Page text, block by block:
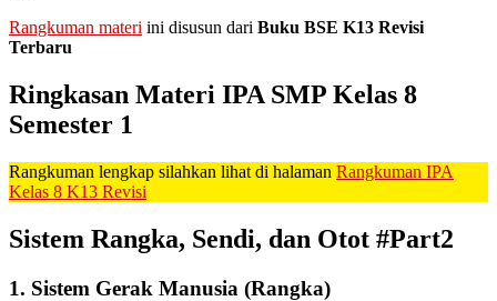
Rangkuman materi ini disusun dari Buku BSE K13 Revisi
Terbaru
Ringkasan Materi IPA SMP Kelas 8
Semester 1
Rangkuman lengkap silahkan lihat di halaman Rangkuman IPA
Kelas 8 K13 Revisi
Sistem Rangka, Sendi, dan Otot #Part2
1. Sistem Gerak Manusia (Rangka)